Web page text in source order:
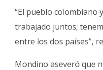
“El pueblo colombiano
trabajado juntos;
entre los dos países”,
Mondino aseveró que